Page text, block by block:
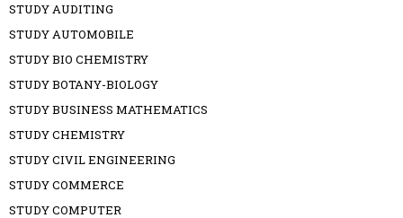
STUDY AUDITING
STUDY AUTOMOBILE
STUDY BIO CHEMISTRY
STUDY BOTANY-BIOLOGY
STUDY BUSINESS MATHEMATICS
STUDY CHEMISTRY
STUDY CIVIL ENGINEERING
STUDY COMMERCE
STUDY COMPUTER